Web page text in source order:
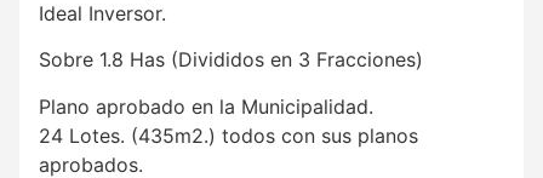
Ideal Inversor.
Sobre 1.8 Has (Divididos en 3 Fracciones)
Plano aprobado en la Municipalidad.
24 Lotes. (435m2.) todos con sus planos
aprobados.